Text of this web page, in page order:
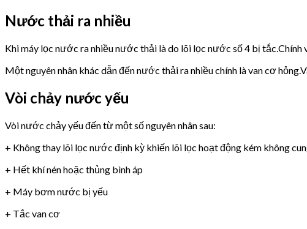
Nước thải ra nhiều
Khi máy lọc nước ra nhiều nước thải là do lõi lọc nước số 4 bị
Một nguyên nhân khác dẫn đến nước thải ra nhiều chính là van cơ
Vòi chảy nước yếu
Vòi nước chảy yếu đến từ một số nguyên nhân sau:
+ Không thay lõi lọc nước định kỳ khiến lõi lọc hoạt động kém không
+ Hết khí nén hoặc thủng bình áp
+ Máy bơm nước bị yếu
+ Tắc van cơ